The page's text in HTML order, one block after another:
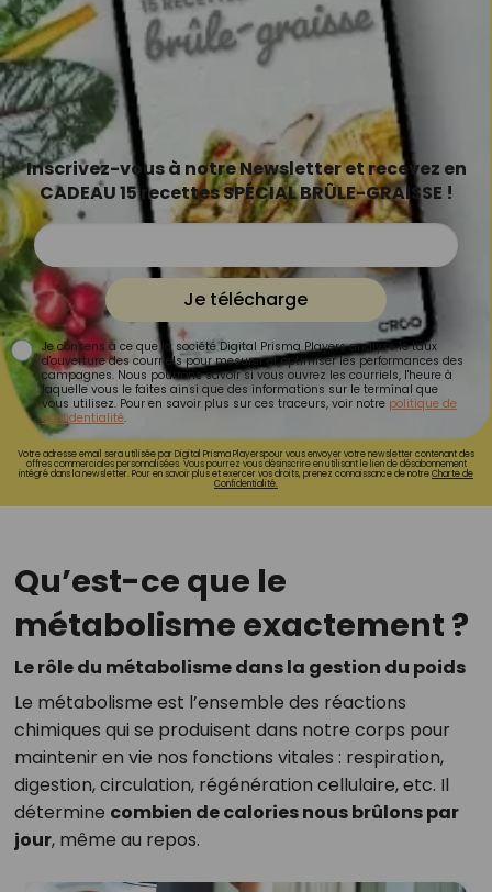
Inscrivez-vous à notre Newsletter et recevez en
CADEAU 15 recettes SPÉCIAL BRÛLE-GRAISSE !
Je télécharge
Je consens à ce que la société Digital Prisma Players analyse le taux
d'ouverture des courriels pour mesurer et optimiser les performances des
campagnes. Nous pourrons savoir si vous ouvrez les courriels, l'heure à
laquelle vous le faites ainsi que des informations sur le terminal que
vous utilisez. Pour en savoir plus sur ces traceurs, voir notre politique de
confidentialité.
Votre adresse email sera utilisée par Digital Prisma Playerspour vous envoyer votre newsletter contenant des
offres commerciales personnalisées. Vous pourrez vous désinscrire en utilisant le lien de désabonnement
intégré dans la newsletter. Pour en savoir plus et exercer vos droits, prenez connaissance de notreCharte de
Confidentialité.
Qu’est-ce que le
métabolisme exactement ?
Le rôle du métabolisme dans la gestion du poids
Le métabolisme est l’ensemble des réactions
chimiques qui se produisent dans notre corps pour
maintenir en vie nos fonctions vitales : respiration,
digestion, circulation, régénération cellulaire, etc. Il
détermine combien de calories nous brûlons par
jour, même au repos.